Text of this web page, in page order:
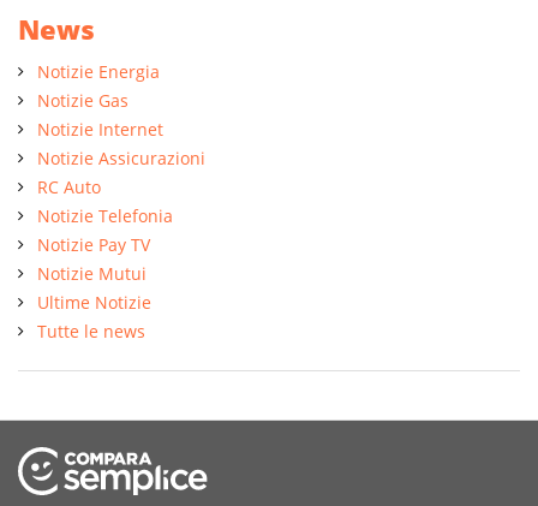
News
Notizie Energia
Notizie Gas
Notizie Internet
Notizie Assicurazioni
RC Auto
Notizie Telefonia
Notizie Pay TV
Notizie Mutui
Ultime Notizie
Tutte le news